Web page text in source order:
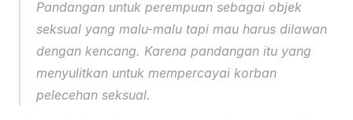
Pandangan untuk perempuan sebagai objek
seksual yang malu-malu tapi mau harus dilawan
dengan kencang. Karena pandangan itu yang
menyulitkan untuk mempercayai korban
pelecehan seksual.